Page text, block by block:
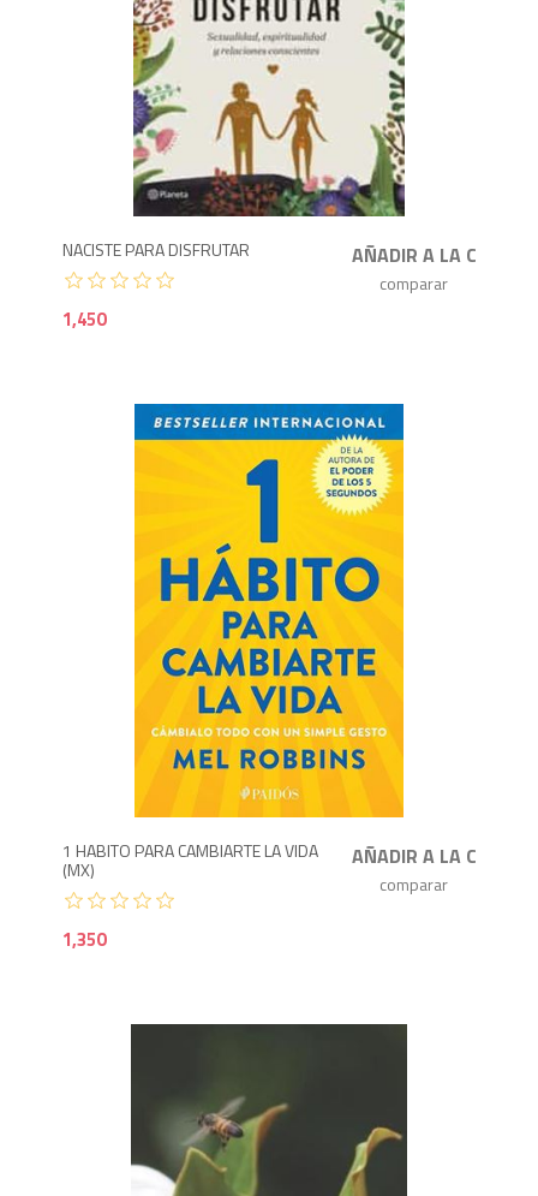
NACISTE PARA DISFRUTAR
1,450
1 HABITO PARA CAMBIARTE LA VIDA
(MX)
1,350